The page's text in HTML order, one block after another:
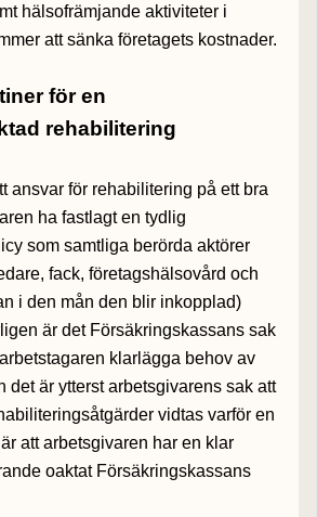
hälsofrämjande aktiviteter i
att sänka företagets kostnader.
för en
rehabilitering
ansvar för rehabilitering på ett bra
ha fastlagt en tydlig
som samtliga berörda aktörer
fack, företagshälsovård och
i den mån den blir inkopplad)
är det Försäkringskassans sak
klarlägga behov av
det är ytterst arbetsgivarens sak att
vidtas varför en
att arbetsgivaren har en klar
oaktat Försäkringskassans